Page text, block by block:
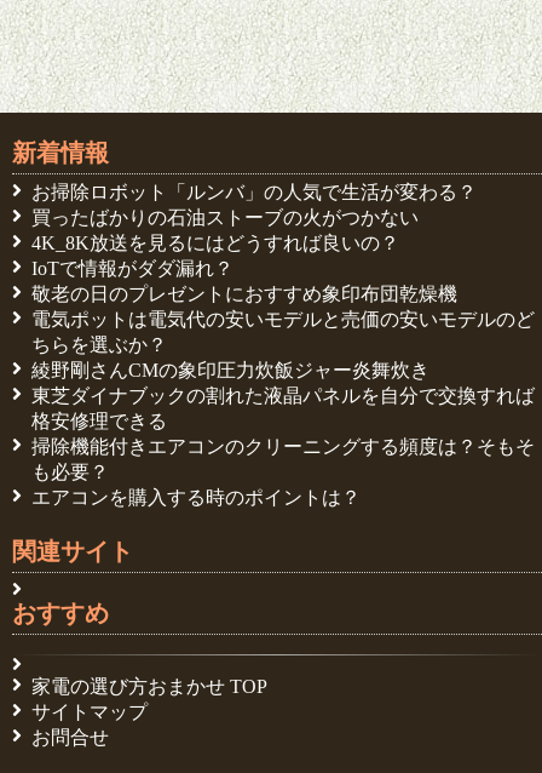
新着情報
お掃除ロボット「ルンバ」の人気で生活が変わる？
買ったばかりの石油ストーブの火がつかない
4K_8K放送を見るにはどうすれば良いの？
IoTで情報がダダ漏れ？
敬老の日のプレゼントにおすすめ象印布団乾燥機
電気ポットは電気代の安いモデルと売価の安いモデルのど
ちらを選ぶか？
綾野剛さんCMの象印圧力炊飯ジャー炎舞炊き
東芝ダイナブックの割れた液晶パネルを自分で交換すれば
格安修理できる
掃除機能付きエアコンのクリーニングする頻度は？そもそ
も必要？
エアコンを購入する時のポイントは？
関連サイト
おすすめ
家電の選び方おまかせ TOP
サイトマップ
お問合せ